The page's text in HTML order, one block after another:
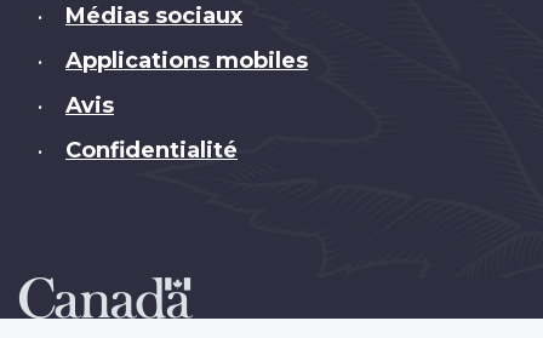
• Médias sociaux
• Applications mobiles
• Avis
• Confidentialité